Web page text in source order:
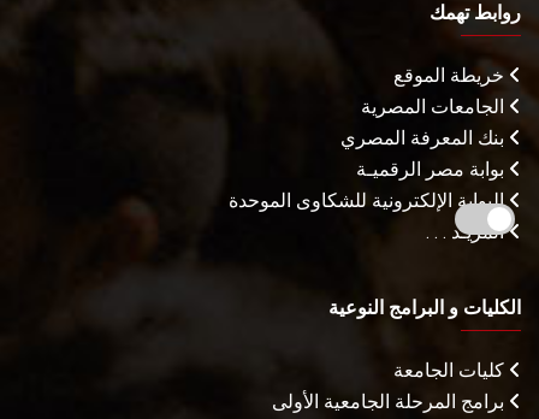
روابط تهمك
خريطة الموقع
الجامعات المصرية
بنك المعرفة المصري
بوابة مصر الرقميـة
البوابة الإلكترونية للشكاوى الموحدة
المزيـد . . .
الكليات و البرامج النوعية
كليات الجامعة
برامج المرحلة الجامعية الأولى